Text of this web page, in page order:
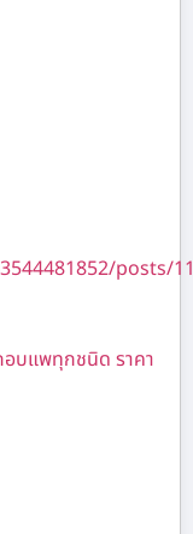
posts/
บแพทุกชนิด ราคา